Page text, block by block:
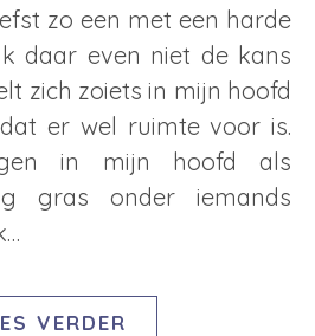
zo een met een harde
daar even niet de kans
zich zoiets in mijn hoofd
er wel ruimte voor is.
in mijn hoofd als
gras onder iemands
VERDER